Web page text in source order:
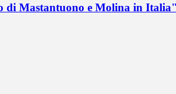
di Mastantuono e Molina in